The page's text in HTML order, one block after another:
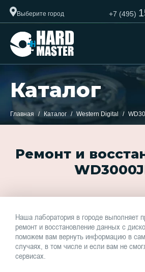
Выберите город +7 (495)
Каталог
Главная Каталог Western Digital
Ремонт и
Наша лаборатория в городе выполняет
ремонт и восстановление данных с
поможем вам вернуть информацию в
случаях, в том числе и если вам не
сервисах.